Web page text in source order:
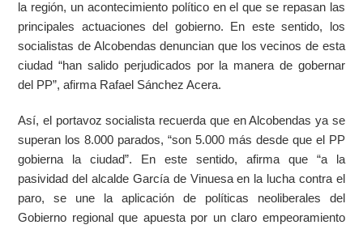
la región, un acontecimiento político en el que se repasan las
principales actuaciones del gobierno. En este sentido, los
socialistas de Alcobendas denuncian que los vecinos de esta
ciudad “han salido perjudicados por la manera de gobernar
del PP”, afirma Rafael Sánchez Acera.
Así, el portavoz socialista recuerda que en Alcobendas ya se
superan los 8.000 parados, “son 5.000 más desde que el PP
gobierna la ciudad”. En este sentido, afirma que “a la
pasividad del alcalde García de Vinuesa en la lucha contra el
paro, se une la aplicación de políticas neoliberales del
Gobierno regional que apuesta por un claro empeoramiento